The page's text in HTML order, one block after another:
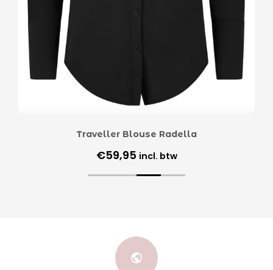
Traveller Blouse Radella
€59,95 incl. btw